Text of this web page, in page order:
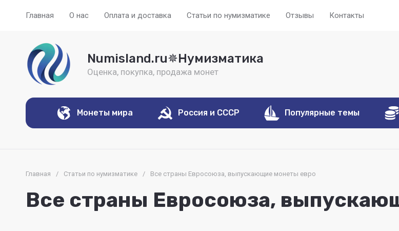
Главная О нас Оплата и доставка Статьи по нумизматике Отзывы Контакты
Numisland.ru✵Нумизматика
Оценка, покупка, продажа монет
Монеты мира Россия и СССР Популярные темы
Главная / Статьи по нумизматике / Все страны Евросоюза, выпускающие монеты евро
Все страны Евросоюза,